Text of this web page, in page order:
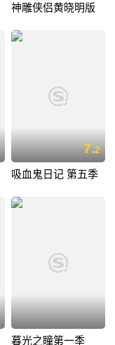
神雕侠侣黄晓明版
7.2
吸血鬼日记 第五季
暮光之瞳第一季